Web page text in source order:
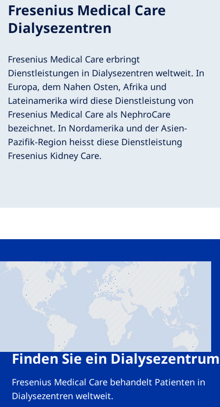
Fresenius Medical Care
Dialysezentren
Fresenius Medical Care erbringt
Dienstleistungen in Dialysezentren weltweit. In
Europa, dem Nahen Osten, Afrika und
Lateinamerika wird diese Dienstleistung von
Fresenius Medical Care als NephroCare
bezeichnet. In Nordamerika und der Asien-
Pazifik-Region heisst diese Dienstleistung
Fresenius Kidney Care.
Finden Sie ein Dialysezentrum
Fresenius Medical Care behandelt Patienten in
Dialysezentren weltweit.